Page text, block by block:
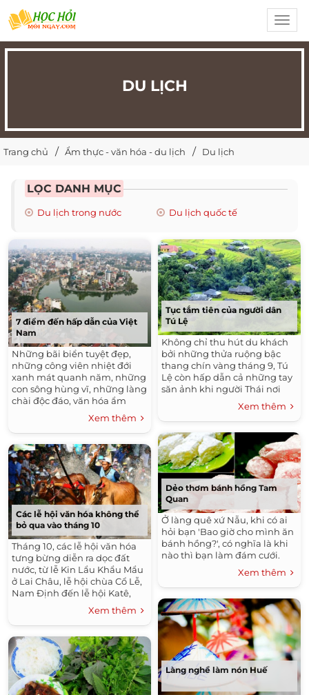
DU LỊCH
Trang chủ Ẩm thực - văn hóa - du lịch Du lịch
LỌC DANH MỤC
Du lịch trong nước Du lịch quốc tế
7 điểm đến hấp dẫn của Việt
Nam
Những bãi biển tuyệt đẹp,
những công viên nhiệt đới
xanh mát quanh năm, những
con sông hùng vĩ, những làng
chài độc đáo, văn hóa ẩm
thực đặc trưng… luôn là
những điểm đến hấp dẫn du
khách khi đến Việt Nam.
Xem thêm
Các lễ hội văn hóa không thể
bỏ qua vào tháng 10
Tháng 10, các lễ hội văn hóa
tưng bừng diễn ra dọc đất
nước, từ lễ Kin Lẩu Khẩu Mẩu
ở Lai Châu, lễ hội chùa Cổ Lễ,
Nam Định đến lễ hội Katê,
Bình Thuận hay lễ hội Đôn-ta,
đua bò ở An Giang
Xem thêm
Tục tắm tiên của người dân
Tú Lệ
Không chỉ thu hút du khách
bởi những thửa ruộng bậc
thang chín vàng tháng 9, Tú
Lệ còn hấp dẫn cả những tay
săn ảnh khi người Thái nơi
đây vẫn lưu giữ được nét sinh
hoạt truyền thống là “tắm
tiên” bên suối.
Xem thêm
Dẻo thơm bánh hồng Tam
Quan
Ở làng quê xứ Nẫu, khi có ai
hỏi bạn 'Bao giờ cho mình ăn
bánh hồng?', có nghĩa là khi
nào thì bạn làm đám cưới.
Xem thêm
Làng nghề làm nón Huế